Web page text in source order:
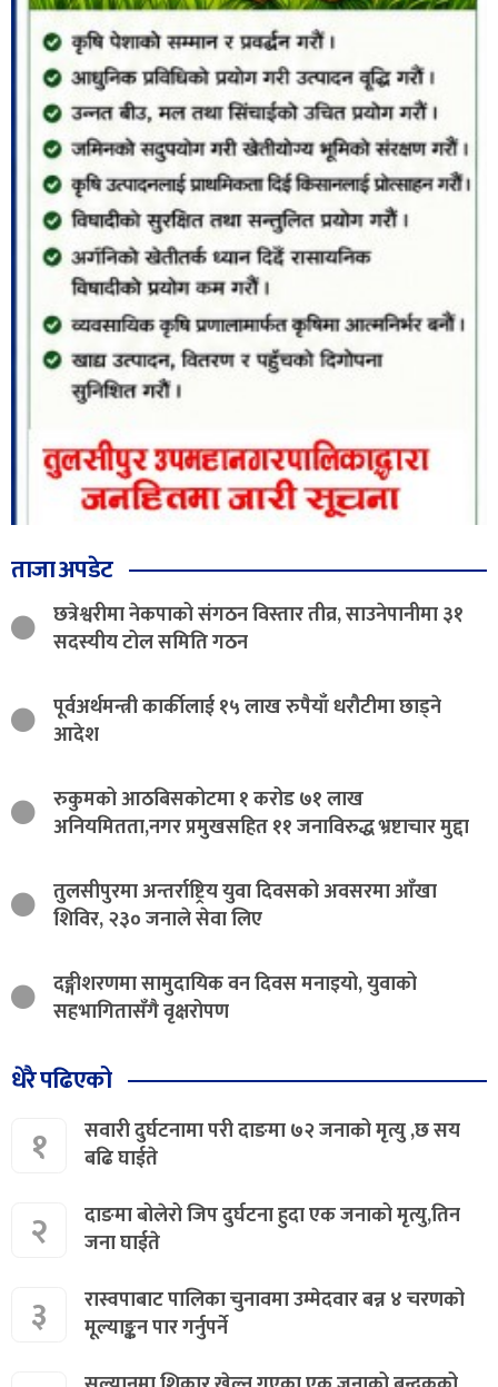
ताजा अपडेट
छत्रेश्वरीमा नेकपाको संगठन विस्तार तीव्र, साउनेपानीमा ३१
सदस्यीय टोल समिति गठन
पूर्वअर्थमन्त्री कार्कीलाई १५ लाख रुपैयाँ धरौटीमा छाड्ने
आदेश
रुकुमको आठबिसकोटमा १ करोड ७१ लाख
अनियमितता,नगर प्रमुखसहित ११ जनाविरुद्ध भ्रष्टाचार मुद्दा
तुलसीपुरमा अन्तर्राष्ट्रिय युवा दिवसको अवसरमा आँखा
शिविर, २३० जनाले सेवा लिए
दङ्गीशरणमा सामुदायिक वन दिवस मनाइयो, युवाको
सहभागितासँगै वृक्षरोपण
धेरै पढिएको
१
सवारी दुर्घटनामा परी दाङमा ७२ जनाको मृत्यु ,छ सय
बढि घाईते
२
दाङमा बोलेरो जिप दुर्घटना हुदा एक जनाको मृत्यु,तिन
जना घाईते
३
रास्वपाबाट पालिका चुनावमा उम्मेदवार बन्न ४ चरणको
मूल्याङ्कन पार गर्नुपर्ने